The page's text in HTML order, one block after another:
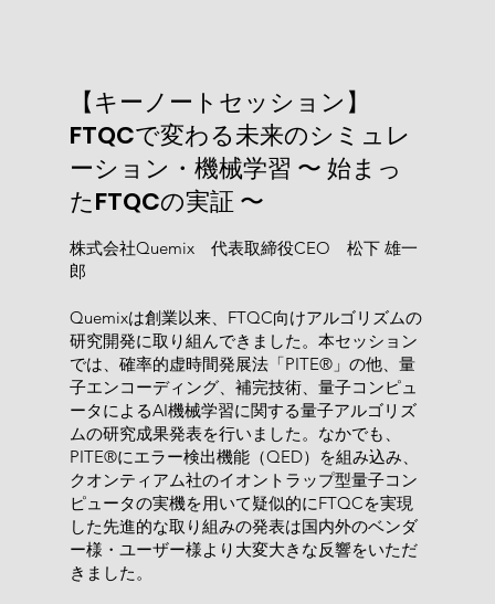
【キーノートセッション】
FTQCで変わる未来のシミュレ
ーション・機械学習 〜 始まっ
たFTQCの実証 〜
株式会社Quemix 代表取締役CEO 松下 雄一
郎
Quemixは創業以来、FTQC向けアルゴリズムの
研究開発に取り組んできました。本セッション
では、確率的虚時間発展法「PITE®」の他、量
子エンコーディング、補完技術、量子コンピュ
ータによるAI機械学習に関する量子アルゴリズ
ムの研究成果発表を行いました。なかでも、
PITE®にエラー検出機能（QED）を組み込み、
クオンティアム社のイオントラップ型量子コン
ピュータの実機を用いて疑似的にFTQCを実現
した先進的な取り組みの発表は国内外のベンダ
ー様・ユーザー様より大変大きな反響をいただ
きました。